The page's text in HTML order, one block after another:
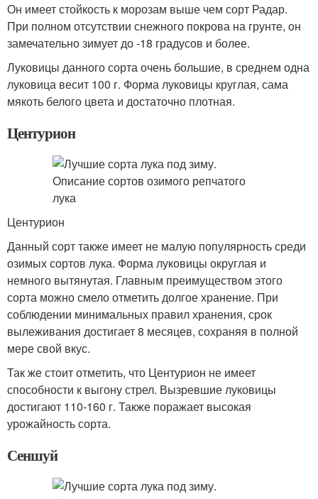
Он имеет стойкость к морозам выше чем сорт Радар.
При полном отсутствии снежного покрова на грунте, он
замечательно зимует до -18 градусов и более.
Луковицы данного сорта очень большие, в среднем одна
луковица весит 100 г. Форма луковицы круглая, сама
мякоть белого цвета и достаточно плотная.
Центурион
Центурион
Данный сорт также имеет не малую популярность среди
озимых сортов лука. Форма луковицы округлая и
немного вытянутая. Главным преимуществом этого
сорта можно смело отметить долгое хранение. При
соблюдении минимальных правил хранения, срок
вылеживания достигает 8 месяцев, сохраняя в полной
мере свой вкус.
Так же стоит отметить, что Центурион не имеет
способности к выгону стрел. Вызревшие луковицы
достигают 110-160 г. Также поражает высокая
урожайность сорта.
Сеншуй